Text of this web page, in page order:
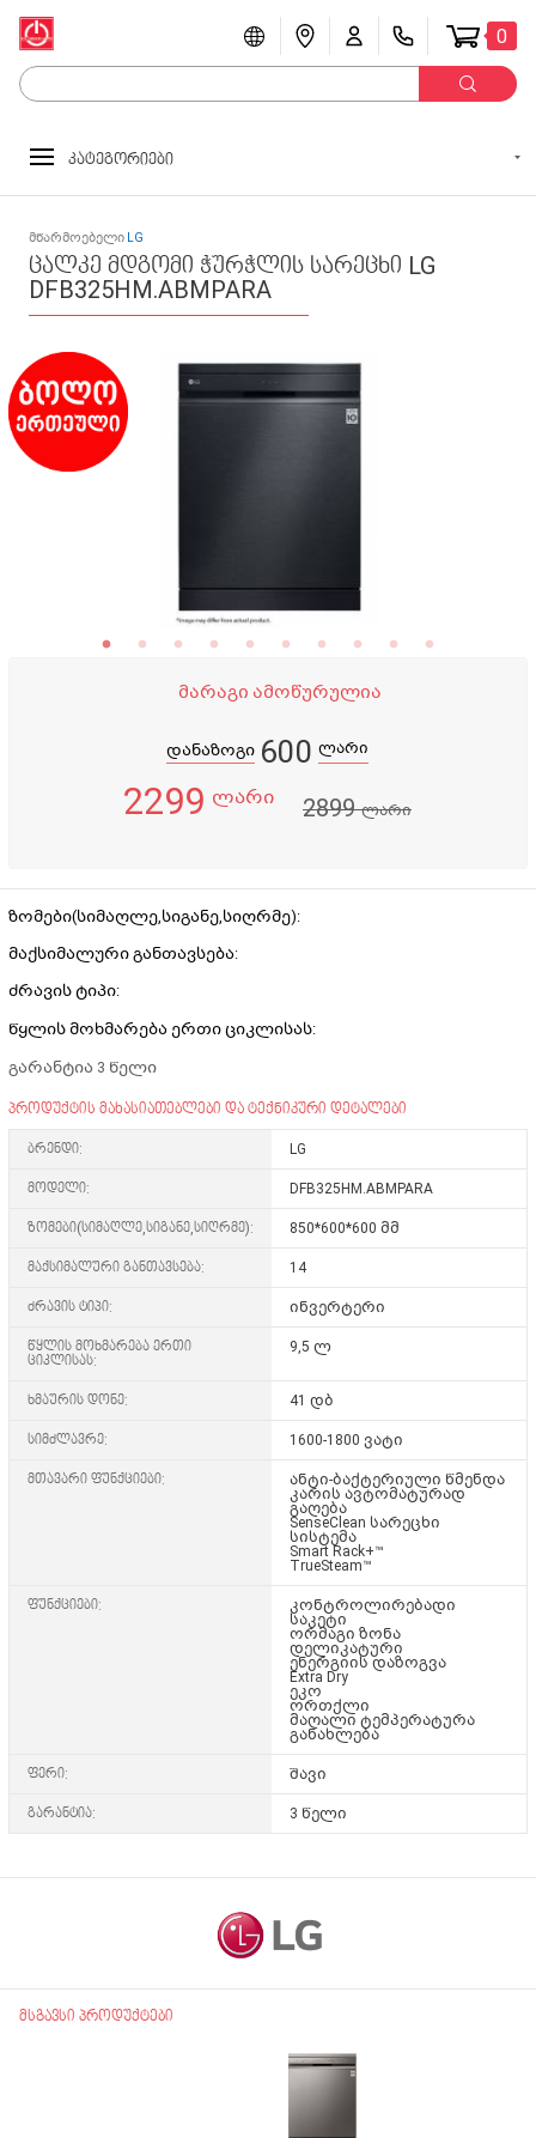
0
კატეგორიები
მწარმოებელი LG
ცალკე მდგომი ჭურჭლის სარეცხი LG
DFB325HM.ABMPARA
მარაგი ამოწურულია
დანაზოგი 600 ლარი
2299 ლარი 2899ლარი
ზომები(სიმაღლე,სიგანე,სიღრმე):
მაქსიმალური განთავსება:
ძრავის ტიპი:
წყლის მოხმარება ერთი ციკლისას:
გარანტია 3 წელი
პროდუქტის მახასიათებლები და ტექნიკური დეტალები
ბრენდი: LG
მოდელი: DFB325HM.ABMPARA
ზომები(სიმაღლე,სიგანე,სიღრმე): 850*600*600 მმ
მაქსიმალური განთავსება: 14
ძრავის ტიპი: ინვერტერი
წყლის მოხმარება ერთი
ციკლისას:
9,5 ლ
ხმაურის დონე: 41 დბ
სიმძლავრე: 1600-1800 ვატი
მთავარი ფუნქციები:
ანტი-ბაქტერიული წმენდა
კარის ავტომატურად
გაღება
SenseClean სარეცხი
სისტემა
Smart Rack+™
TrueSteam™
ფუნქციები:
კონტროლირებადი
საკეტი
ორმაგი ზონა
დელიკატური
ენერგიის დაზოგვა
Extra Dry
ეკო
ორთქლი
მაღალი ტემპერატურა
განახლება
ფერი: შავი
გარანტია: 3 წელი
მსგავსი პროდუქტები